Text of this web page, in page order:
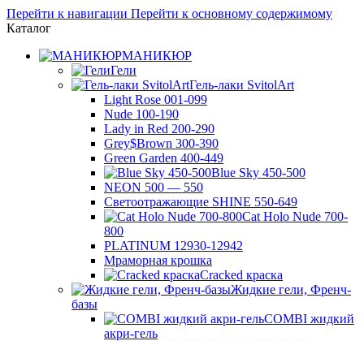
Перейти к навигации Перейти к основному содержимому
Каталог
МАНИКЮР
Гели
Гель-лаки SvitolArt
Light Rose 001-099
Nude 100-190
Lady in Red 200-290
Grey$Brown 300-390
Green Garden 400-449
Blue Sky 450-500
NEON 500 — 550
Светоотражающие SHINE 550-649
Cat Holo Nude 700-
800
PLATINUM 12930-12942
Мраморная крошка
Cracked краска
Жидкие гели, Френч-
базы
COMBI жидкий
акри-гель